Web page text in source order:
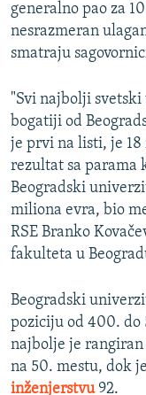
MOJA EVROPA
TRI DECENIJE OD RATA
NASTANAK I RASPAD
generalno pao za
nesrazmeran
smatraju
"Svi najbolji
bogatiji od
je prvi na listi, je
rezultat sa parama
Beogradski
miliona evra, bio
RSE Branko
fakulteta u
Beogradski
poziciju od 400. do
najbolje je rangiran
na 50. mestu, dok
inženjerstvu92.